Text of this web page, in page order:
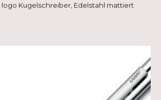
logo Kugelschreiber, Edelstahl mattiert